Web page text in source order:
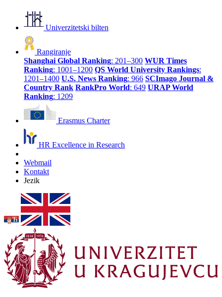
Univerzitetski bilten
Rangiranje
Shanghai Global Ranking: 201–300 WUR Times
Ranking: 1001–1200 QS World University Rankings:
1201–1400 U.S. News Ranking: 966 SCImago Journal &
Country Rank RankPro World: 649 URAP World
Ranking: 1209
Erasmus Charter
HR Excellence in Research
Webmail
Kontakt
Jezik